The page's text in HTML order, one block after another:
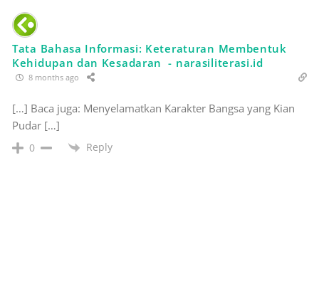
Tata Bahasa Informasi: Keteraturan Membentuk
Kehidupan dan Kesadaran - narasiliterasi.id
8 months ago
[…] Baca juga: Menyelamatkan Karakter Bangsa yang Kian
Pudar […]
0 Reply